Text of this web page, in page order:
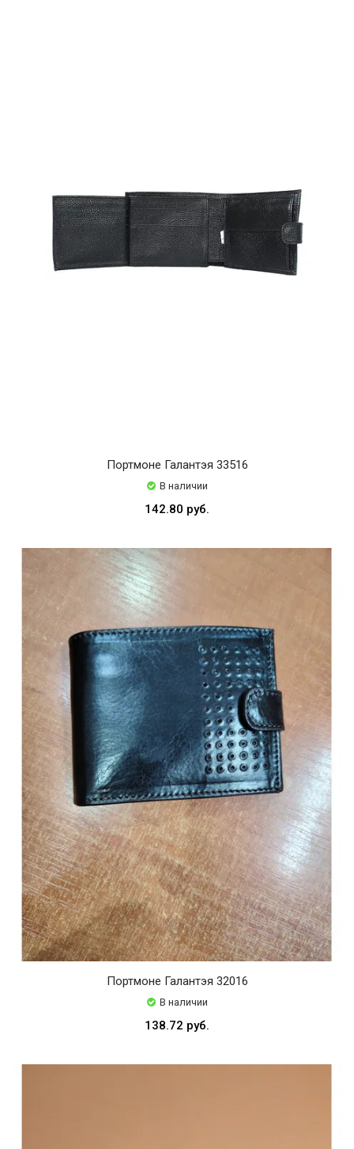
Портмоне Галантэя 33516
В наличии
142.80 руб.
Портмоне Галантэя 32016
В наличии
138.72 руб.